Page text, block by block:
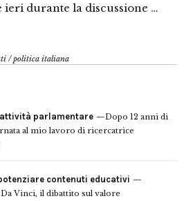
durante la discussione …
/politica italiana
parlamentare
Dopo 12 anni di
al mio lavoro di ricercatrice
contenuti educativi
Vinci, il dibattito sul valore